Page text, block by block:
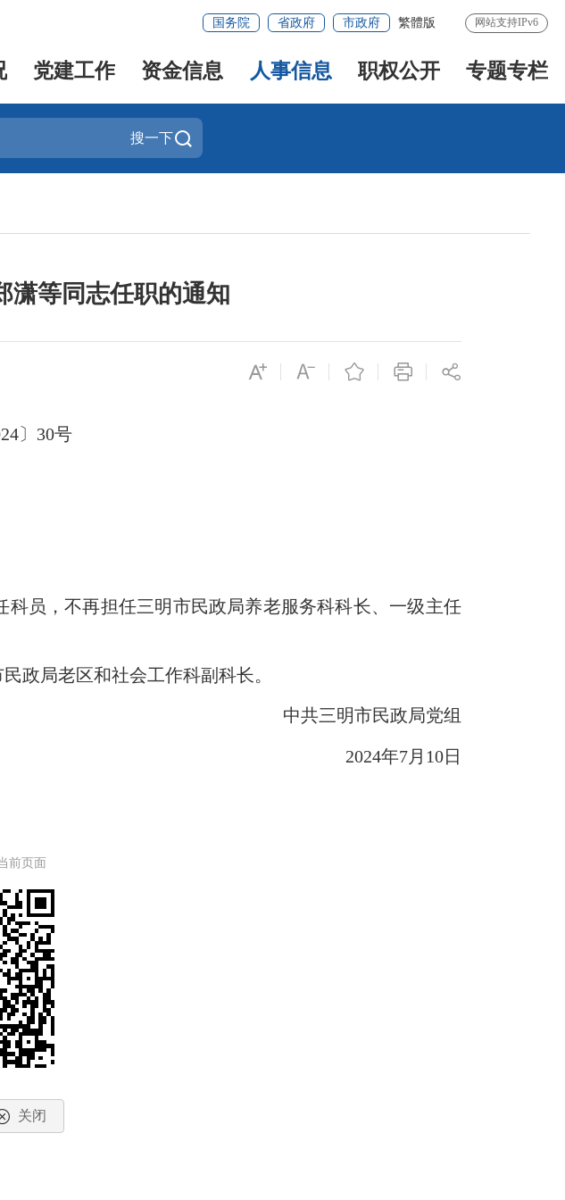
国务院 省政府 市政府 繁體版 网站支持IPv6
党建工作 资金信息 人事信息 职权公开 专题专栏
搜一下
潇等同志任职的通知
〕30号
员，不再担任三明市民政局养老服务科科长、一级主任
局老区和社会工作科副科长。
中共三明市民政局党组
2024年7月10日
前页面
关闭